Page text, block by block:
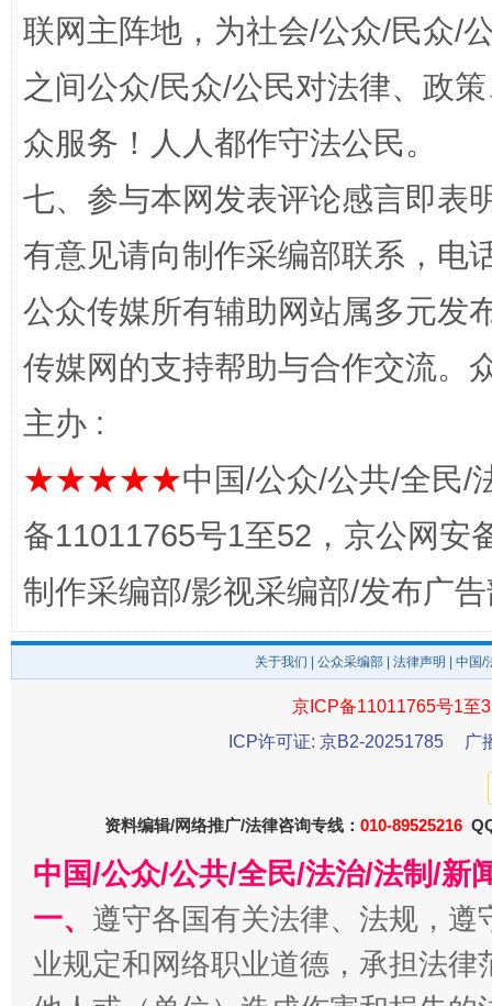
“蜀中异人”王建安的艺术幻境
联网主阵地，为社会/公众/民众/
之间公众/民众/公民对法律、政
众服务！人人都作守法公民。
七、参与本网发表评论感言即表
有意见请向制作采编部联系，电
公众传媒所有辅助网站属多元发
传媒网的支持帮助与合作交流。
主办 :
★★★★★中国/公众/公共/全民/
备11011765号1至52，京公网安
制作采编部/影视采编部/发布广
关于我们 公众采编部 法律声明 | 中国
京ICP备11011765号1至
ICP许可证: 京B2-20251785
广
资料编辑/网络推广/法律咨询专线： 010-89525216
中国/公众/公共/全民/法治/法制/新
一、 遵守各国有关法律、法规，
业规定和网络职业道德，承担法